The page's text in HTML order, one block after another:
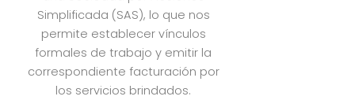
Simplificada (SAS), lo que nos
permite establecer vínculos
formales de trabajo y emitir la
correspondiente facturación por
los servicios brindados.